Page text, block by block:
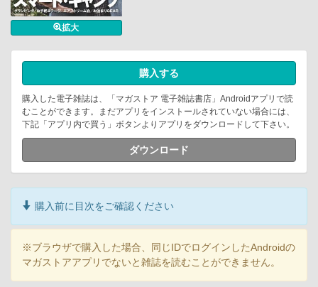
拡大
購入する
購入した電子雑誌は、「マガストア 電子雑誌書店」Androidアプリで読
むことができます。まだアプリをインストールされていない場合には、
下記「アプリ内で買う」ボタンよりアプリをダウンロードして下さい。
ダウンロード
購入前に目次をご確認ください
※ブラウザで購入した場合、同じIDでログインしたAndroidの
マガストアアプリでないと雑誌を読むことができません。